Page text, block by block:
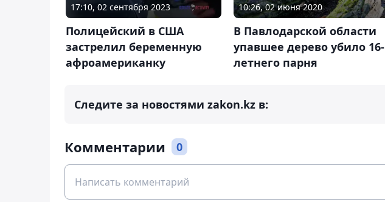
17:10, 02 сентября 2023
Полицейский в США
застрелил беременную
афроамериканку
10:26, 02 июня 2020
В Павлодарской области
упавшее дерево убило 16-
летнего парня
Следите за новостями zakon.kz в:
Комментарии 0